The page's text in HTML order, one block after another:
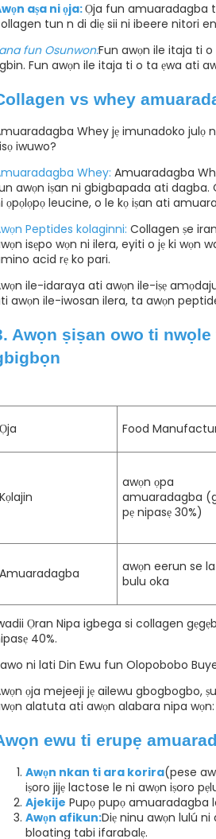
aṣa ni ọja:Ọja fun amuaradagba
tun n di diẹ sii ni ibeere nitori
fun Osunwon:Fun awọn ile itaja ti
Fun awọn ile itaja ti o ta ẹwa ati
vs whey
Whey jẹ imunadoko julọ
iwuwo?
Whey: Amuaradagba
awọn iṣan ni gbigbapada ati dagba.
ọpọlọpọ leucine, o le kọ iṣan ati
Peptides kolaginni: Collagen ṣe
isẹpo wọn ni ilera, eyiti o jẹ ki wọn
acid rẹ ko pari.
ile-idaraya ati awọn ile-iṣẹ
awọn ile-iwosan ilera, ta awọn
Awọn ṣiṣan owo ti
Ọja Food
Kọlajin
awọn ọpa
amuaradagba
pẹ nipasẹ 30%)
Amuaradagba
awọn eerun se
bulu oka
Ọran Nipa igbega si collagen
40%.
ni lati Din Ewu fun Olopobobo
ọja mejeeji jẹ ailewu gbogbogbo,
alatuta ati awọn alabara nipa wọn:
ewu ti erupẹ
Awọn nkan ti ara korira(pese
iṣoro jijẹ lactose le ni awọn iṣoro
Ajekije Pupọ pupọ amuaradagba
Awọn afikun:Diẹ ninu awọn lulú
bloating tabi ifarabalẹ.